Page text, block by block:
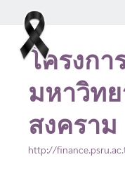
โครงกา
มหาวิท
สงคราม
http://